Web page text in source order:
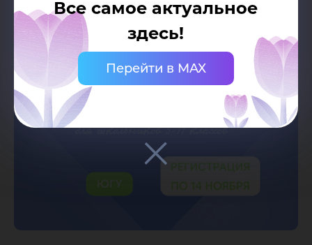
Все самое актуальное
здесь!
Перейти в MAX